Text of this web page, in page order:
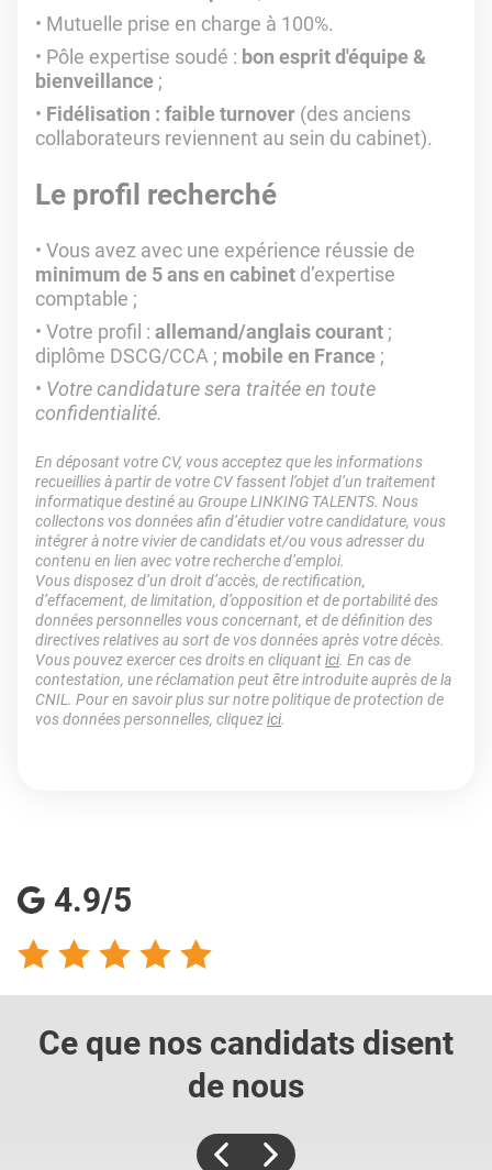
Mutuelle prise en charge à 100%.
Pôle expertise soudé : bon esprit d'équipe &
bienveillance ;
Fidélisation : faible turnover (des anciens
collaborateurs reviennent au sein du cabinet).
Le profil recherché
Vous avez avec une expérience réussie de
minimum de 5 ans en cabinet d’expertise
comptable ;
Votre profil : allemand/anglais courant ;
diplôme DSCG/CCA ; mobile en France ;
Votre candidature sera traitée en toute
confidentialité.
En déposant votre CV, vous acceptez que les informations
recueillies à partir de votre CV fassent l’objet d’un traitement
informatique destiné au Groupe LINKING TALENTS. Nous
collectons vos données afin d’étudier votre candidature, vous
intégrer à notre vivier de candidats et/ou vous adresser du
contenu en lien avec votre recherche d’emploi.
Vous disposez d’un droit d’accès, de rectification,
d’effacement, de limitation, d’opposition et de portabilité des
données personnelles vous concernant, et de définition des
directives relatives au sort de vos données après votre décès.
Vous pouvez exercer ces droits en cliquantici. En cas de
contestation, une réclamation peut être introduite auprès de la
CNIL. Pour en savoir plus sur notre politique de protection de
vos données personnelles, cliquezici.
4.9/5
Ce que nos candidats disent
de nous